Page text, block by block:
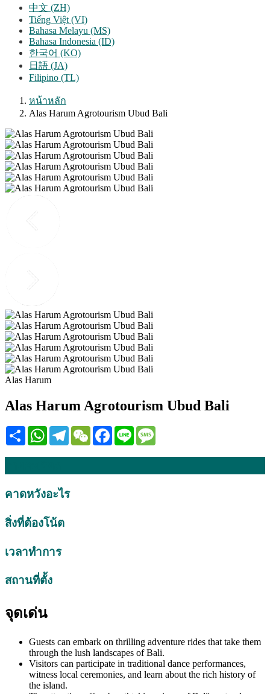
中文 (ZH)
Tiếng Việt (VI)
Bahasa Melayu (MS)
Bahasa Indonesia (ID)
한국어 (KO)
日語 (JA)
Filipino (TL)
หน้าหลัก
Alas Harum Agrotourism Ubud Bali
Alas Harum
Alas Harum Agrotourism Ubud Bali
Share WhatsAppTelegramWeChatFacebook
Line
คาดหวังอะไร
สิ่งที่ต้องโน้ต
เวลาทำการ
สถานที่ตั้ง
จุดเด่น
Guests can embark on thrilling adventure rides that take them
through the lush landscapes of Bali.
Visitors can participate in traditional dance performances,
witness local ceremonies, and learn about the rich history of
the island.